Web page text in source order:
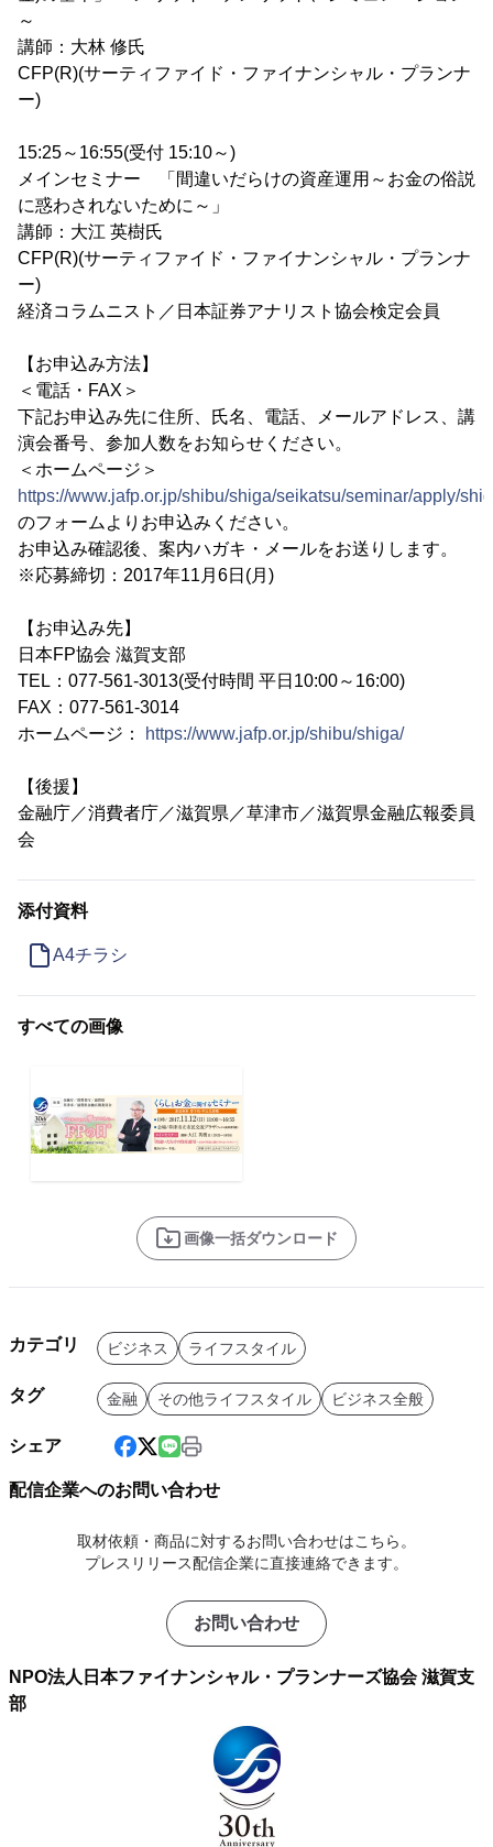
～
講師：大林 修氏
CFP(R)(サーティファイド・ファイナンシャル・プランナ
ー)
15:25～16:55(受付 15:10～)
メインセミナー 「間違いだらけの資産運用～お金の俗説
に惑わされないために～」
講師：大江 英樹氏
CFP(R)(サーティファイド・ファイナンシャル・プランナ
ー)
経済コラムニスト／日本証券アナリスト協会検定会員
【お申込み方法】
＜電話・FAX＞
下記お申込み先に住所、氏名、電話、メールアドレス、講
演会番号、参加人数をお知らせください。
＜ホームページ＞
https://www.jafp.or.jp/shibu/shiga/seikatsu/seminar/apply/
のフォームよりお申込みください。
お申込み確認後、案内ハガキ・メールをお送りします。
※応募締切：2017年11月6日(月)
【お申込み先】
日本FP協会 滋賀支部
TEL：077-561-3013(受付時間 平日10:00～16:00)
FAX：077-561-3014
ホームページ：
https://www.jafp.or.jp/shibu/shiga/
【後援】
金融庁／消費者庁／滋賀県／草津市／滋賀県金融広報委員
会
添付資料
A4チラシ
すべての画像
画像一括ダウンロード
カテゴリ ビジネス ライフスタイル
タグ 金融 その他ライフスタイル ビジネス全般
シェア
配信企業へのお問い合わせ
取材依頼・商品に対するお問い合わせはこちら。
プレスリリース配信企業に直接連絡できます。
お問い合わせ
NPO法人日本ファイナンシャル・プランナーズ協会 滋賀支
部